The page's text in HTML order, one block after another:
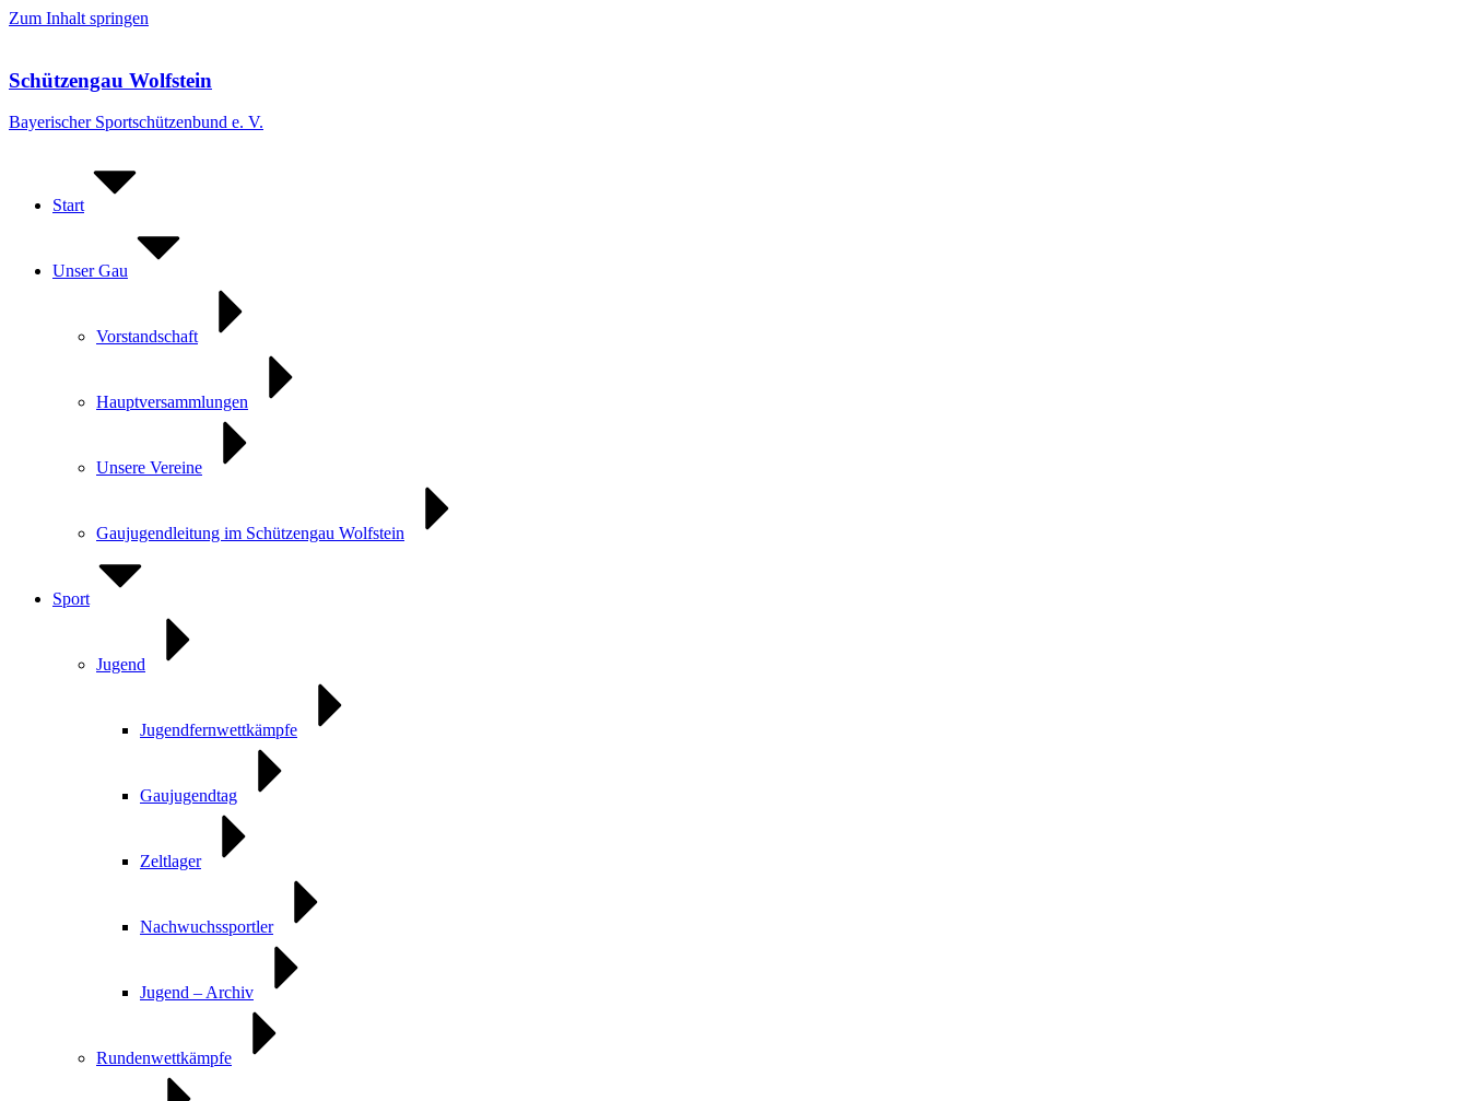
Zum Inhalt springen
Schützengau Wolfstein
Bayerischer Sportschützenbund e. V.
Start
Unser Gau
Vorstandschaft
Hauptversammlungen
Unsere Vereine
Gaujugendleitung im Schützengau Wolfstein
Sport
Jugend
Jugendfernwettkämpfe
Gaujugendtag
Zeltlager
Nachwuchssportler
Jugend – Archiv
Rundenwettkämpfe